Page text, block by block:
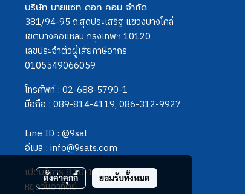
บริษัท นายแซท ดอท คอม จำกัด
381/94-95 ถ.สุดประเสริฐ แขวงบางโคล่
เขตบางคอแหลม กรุงเทพฯ 10120
เลขประจำตัวผู้เสียภาษีอากร
0105549066059
โทรศัพท์ : 02-688-5790-1
มือถือ : 089-814-4119, 086-312-9927
Line ID : @9sat
อีเมล : info@9sats.com
เปิดบริการ 8.30-18.00 น.
หยุดวันอาทิตย์
ตั้งค่าคุกกี้ ยอมรับทั้งหมด